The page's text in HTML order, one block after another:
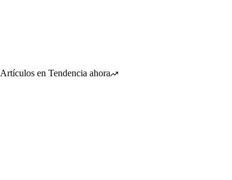
Artículos en Tendencia ahora